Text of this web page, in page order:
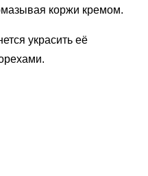
коржи кремом.
украсить её